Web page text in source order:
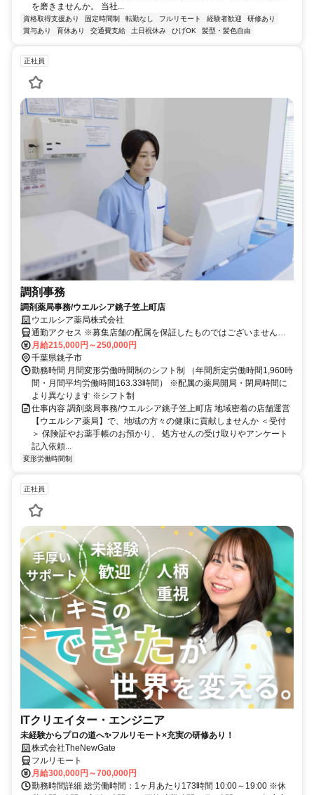
を磨きませんか。 当社...
資格取得支援あり 固定時間制 転勤なし フルリモート 経験者歓迎
研修あり
賞与あり
育休あり 交通費支給 土日祝休み ひげOK 髪型・髪色自由
正社員
調剤事務
調剤薬局事務/ウエルシア銚子笠上町店
ウエルシア薬局株式会社
通勤アクセス ※募集店舗の配属を保証したものではございませんの
で予めご了承ください ※配属店舗は上記店舗以外の可能性がござい
ます ※勤務店舗の指定は出来かねます。 勤務区分を下記の３つから
選択 ＜エリア職＞ 原則として転居を伴う異動はございません。 自宅
から50km圏内、通勤片道90分圏内での配属店舗となります。 ＜リー
ジョナル職＞ 異動の範囲は本拠地とその隣接県または直線距離で概
ね100km以内 ※社宅制度・赴任手当制度あり ＜ナショナル職＞ 全国
の店舗への異動あり ※社宅制度・赴任手当制度あり
月給215,000円～250,000円
千葉県銚子市
勤務時間 月間変形労働時間制のシフト制 （年間所定労働時間1,960時
間・月間平均労働時間163.33時間） ※配属の薬局開局・閉局時間に
より異なります ※シフト制
仕事内容 調剤薬局事務/ウエルシア銚子笠上町店 地域密着の店舗運営
【ウエルシア薬局】で、地域の方々の健康に貢献しませんか ＜受付
＞ 保険証やお薬手帳のお預かり、 処方せんの受け取りやアンケート
記入依頼...
変形労働時間制
正社員
ITクリエイター・エンジニア
未経験からプロの道へ✨フルリモート×充実の研修あり！
株式会社TheNewGate
フルリモート
月給300,000円～700,000円
勤務時間詳細 総労働時間：1ヶ月あたり173時間 10:00～19:00 ※休